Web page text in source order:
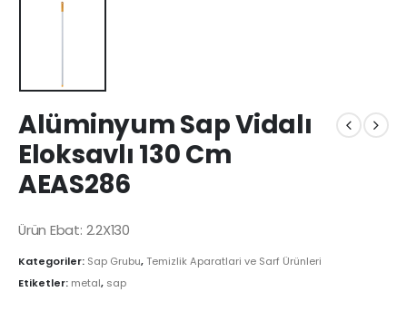
Alüminyum Sap Vidalı
Eloksavlı 130 Cm
AEAS286
Ürün Ebat: 2.2X130
Kategoriler: Sap Grubu,Temizlik Aparatlari ve Sarf Ürünleri
Etiketler: metal, sap